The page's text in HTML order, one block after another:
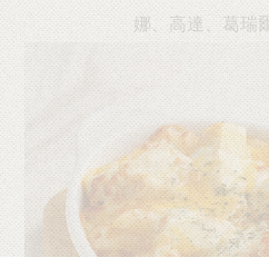
娜、高達、葛瑞